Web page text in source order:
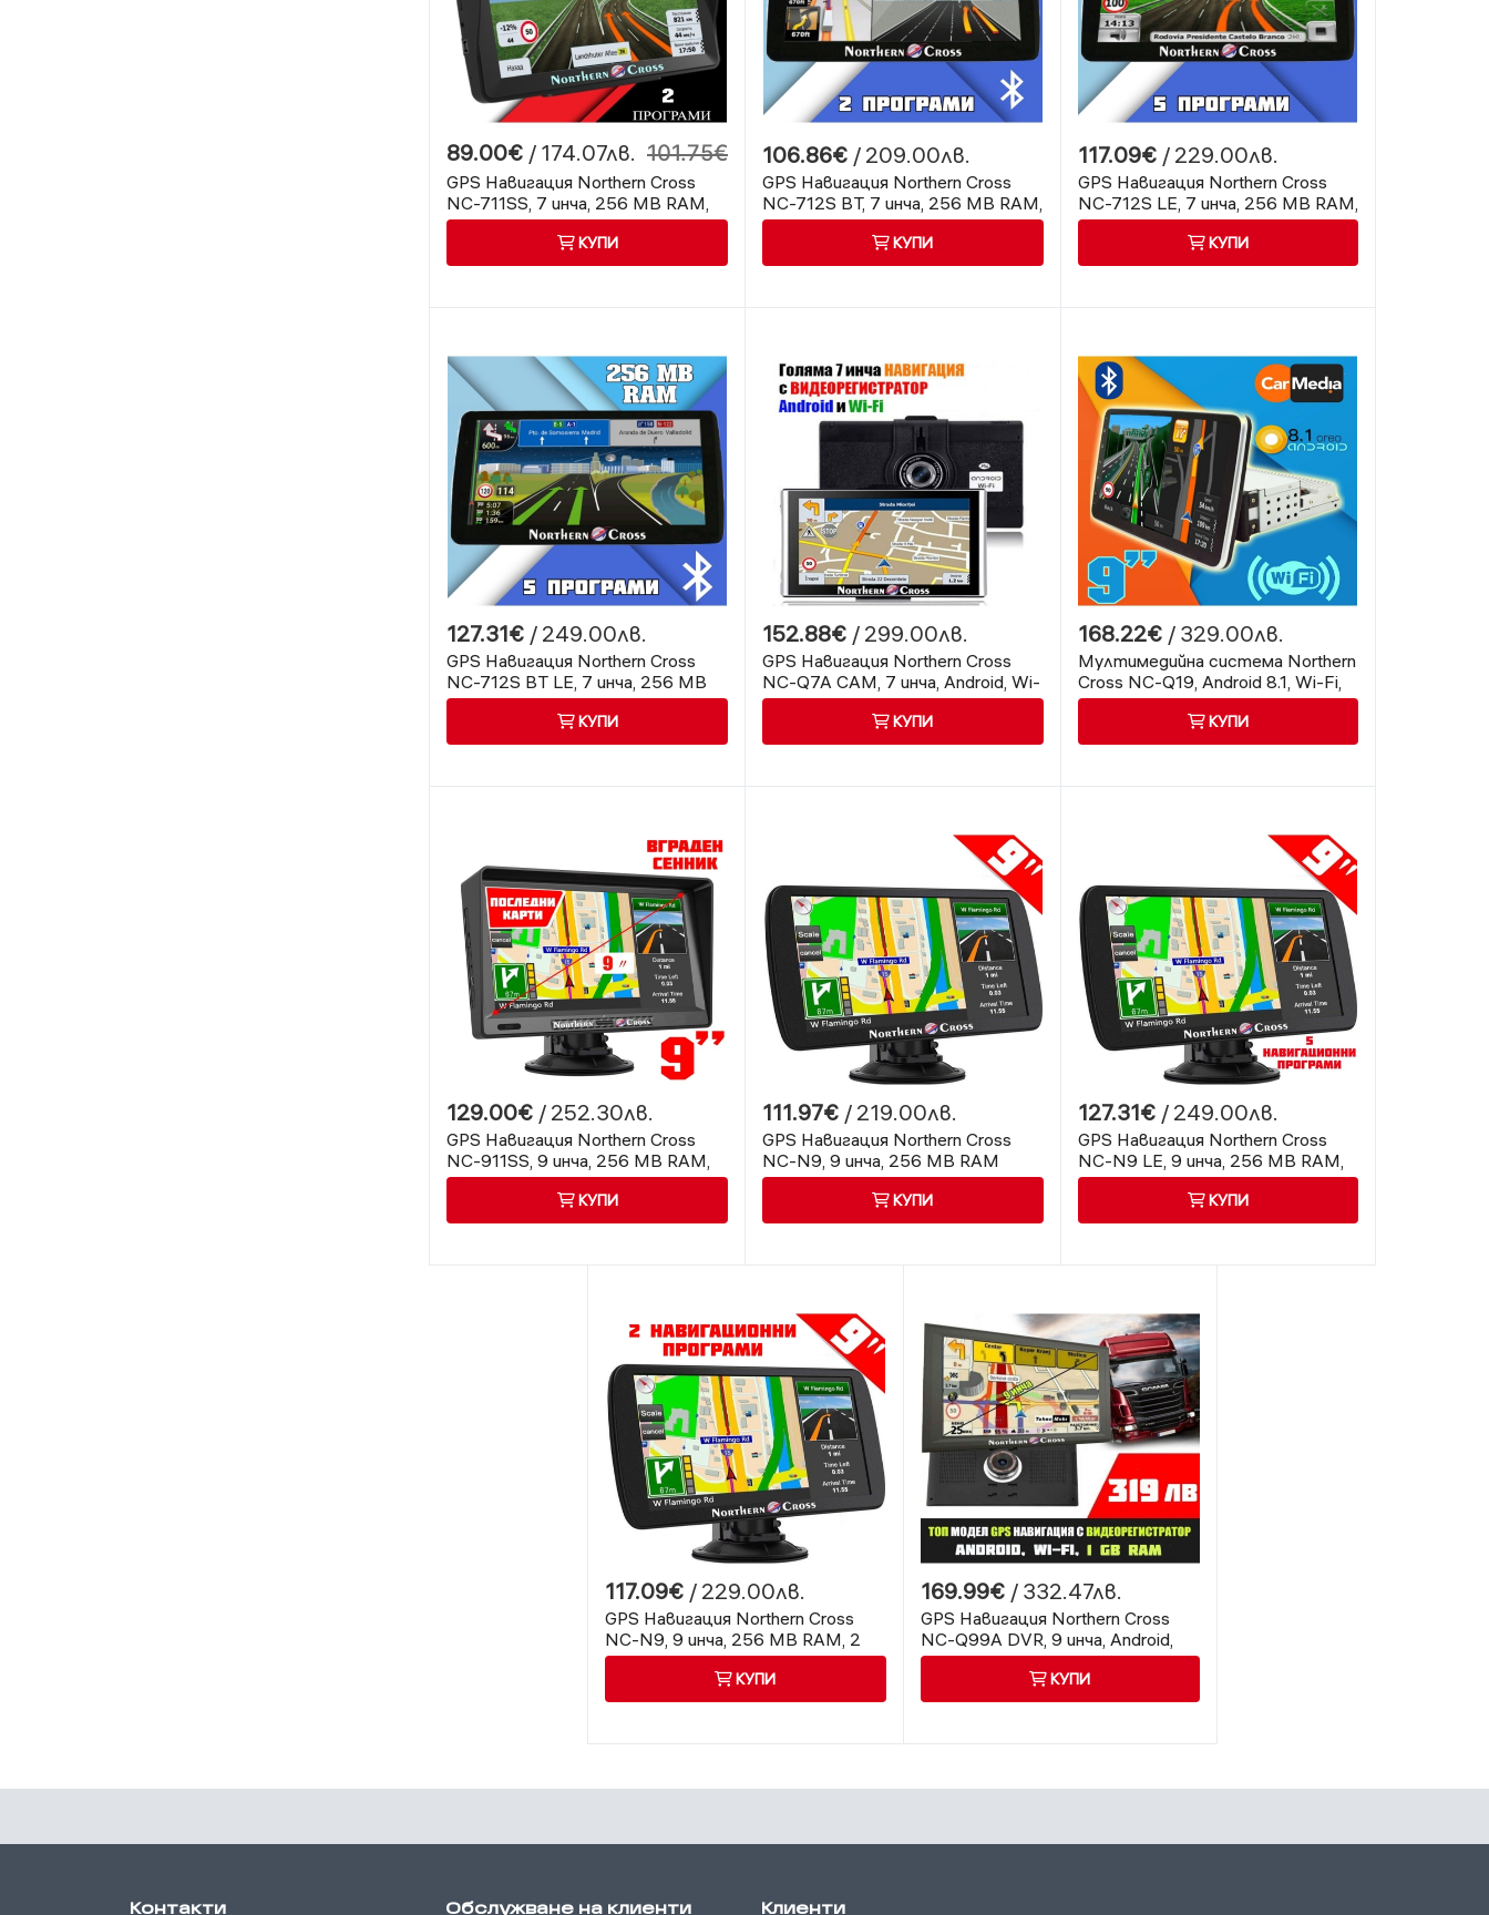
89.00€ / 174.07лв. 101.75€
GPS Навигация Northern Cross
NC-711SS, 7 инча, 256 MB RAM,
Вграден сенник
КУПИ
106.86€ / 209.00лв.
GPS Навигация Northern Cross
NC-712S BT, 7 инча, 256 MB RAM,
2 програми, Bluetooth
КУПИ
117.09€ / 229.00лв.
GPS Навигация Northern Cross
NC-712S LE, 7 инча, 256 MB RAM,
5 програми
КУПИ
127.31€ / 249.00лв.
GPS Навигация Northern Cross
NC-712S BT LE, 7 инча, 256 MB
RAM, Bluetooth, 5 програми
КУПИ
152.88€ / 299.00лв.
GPS Навигация Northern Cross
NC-Q7A CAM, 7 инча, Android, Wi-
Fi, Видеорегистратор, Bluetooth
КУПИ
168.22€ / 329.00лв.
Мултимедийна система Northern
Cross NC-Q19, Android 8.1, Wi-Fi,
Bluetooth
КУПИ
129.00€ / 252.30лв.
GPS Навигация Northern Cross
NC-911SS, 9 инча, 256 MB RAM,
Вграден сенник
КУПИ
111.97€ / 219.00лв.
GPS Навигация Northern Cross
NC-N9, 9 инча, 256 MB RAM
КУПИ
127.31€ / 249.00лв.
GPS Навигация Northern Cross
NC-N9 LE, 9 инча, 256 MB RAM,
5 Програми
КУПИ
117.09€ / 229.00лв.
GPS Навигация Northern Cross
NC-N9, 9 инча, 256 MB RAM, 2
Програми
КУПИ
169.99€ / 332.47лв.
GPS Навигация Northern Cross
NC-Q99A DVR, 9 инча, Android,
Wi-Fi, DVR
КУПИ
Контакти Обслужване на клиенти Клиенти